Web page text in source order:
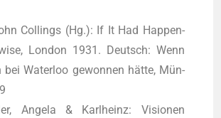
Col­lings (Hg.): If It Had Hap­pen­
Lon­don 1931. Deutsch: Wenn
bei Water­loo gewon­nen hät­te, Mün­
Ange­la & Karl­heinz: Visio­nen